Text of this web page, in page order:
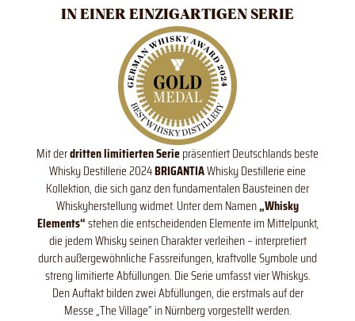
IN EINER EINZIGARTIGEN SERIE
Mit derdritten limitierten Seriepräsentiert Deutschlands beste
Whisky Destillerie 2024BRIGANTIAWhisky Destillerie eine
Kollektion, die sich ganz den fundamentalen Bausteinen der
Whiskyherstellung widmet. Unter dem Namen„Whisky
Elements“stehen die entscheidenden Elemente im Mittelpunkt,
die jedem Whisky seinen Charakter verleihen – interpretiert
durch außergewöhnliche Fassreifungen, kraftvolle Symbole und
streng limitierte Abfüllungen. Die Serie umfasst vier Whiskys.
Den Auftakt bilden zwei Abfüllungen, die erstmals auf der
Messe „The Village“ in Nürnberg vorgestellt werden.